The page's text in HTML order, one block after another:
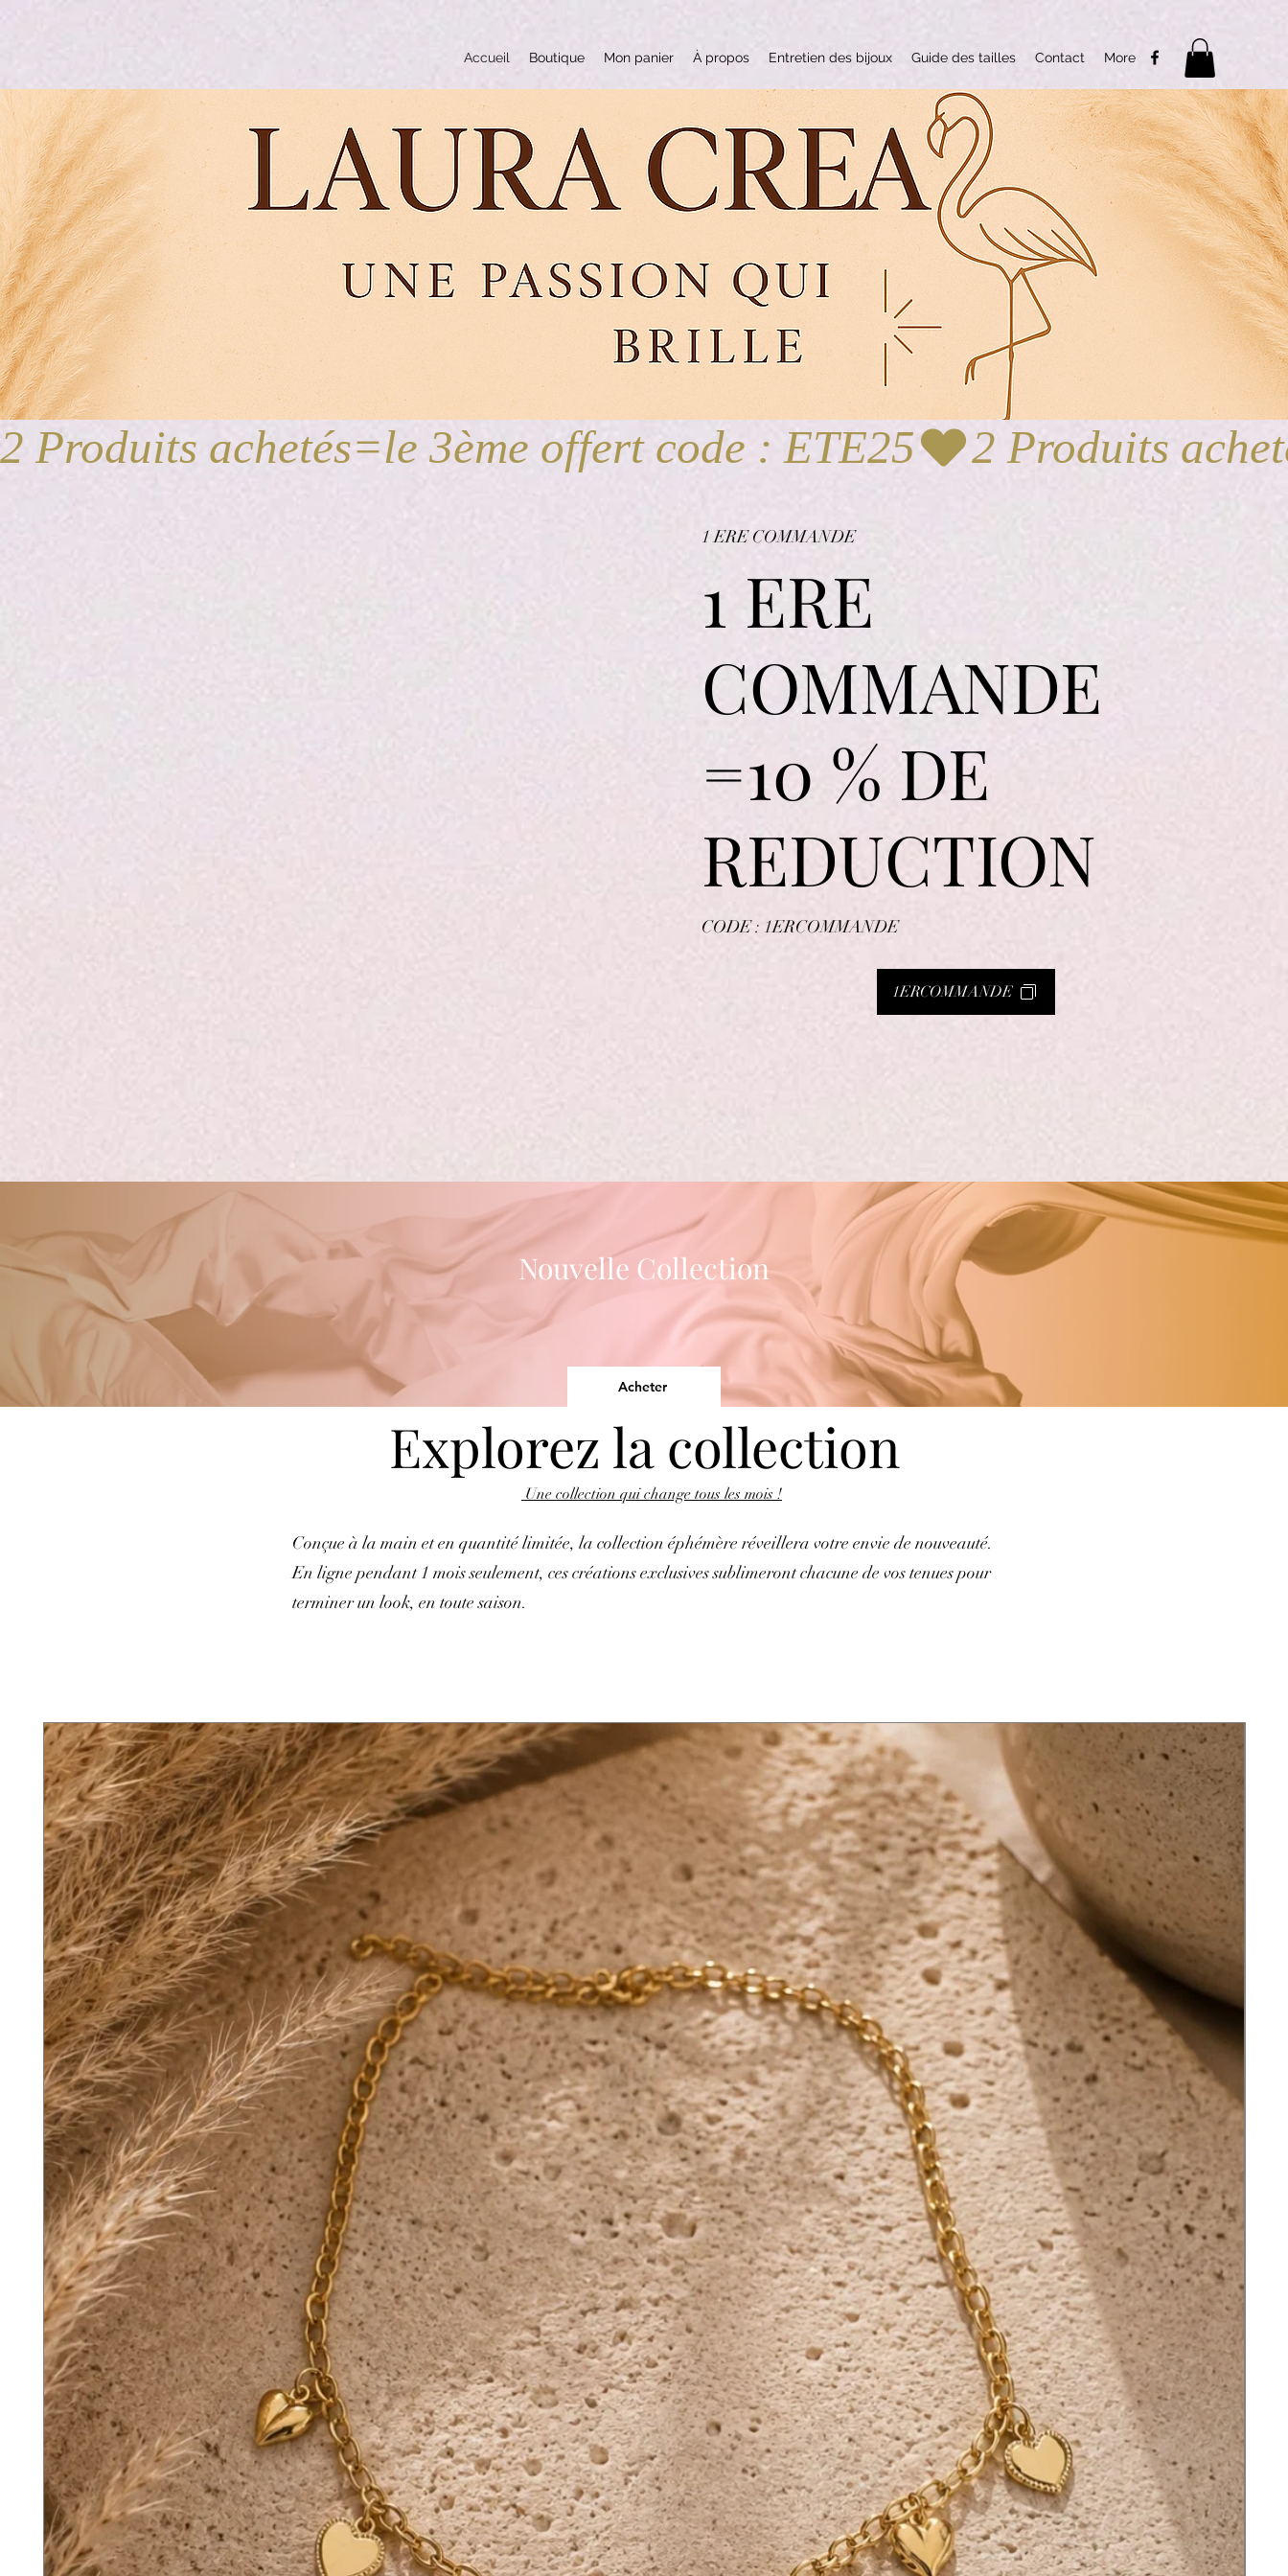
Accueil Boutique Mon panier À propos Entretien des bijoux Guide des tailles Contact More
2 Produits achetés=le 3ème offert code : ETE25
1ERCOMMANDE
CODE : 1ERCOMMANDE
1 ERE
COMMANDE
=10 % DE
REDUCTION
1 ERE COMMANDE
Nouvelle Collection
Acheter
Explorez la collection
Une collection qui change tous les mois !
Conçue à la main et en quantité limitée, la collection éphémère réveillera votre envie de nouveauté.
En ligne pendant 1 mois seulement, ces créations exclusives sublimeront chacune de vos tenues pour
terminer un look, en toute saison.